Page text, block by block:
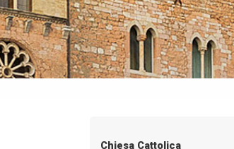
Chiesa Cattolica